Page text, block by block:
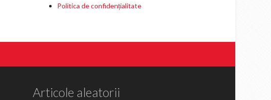
Politica de confidențialitate
Articole aleatorii